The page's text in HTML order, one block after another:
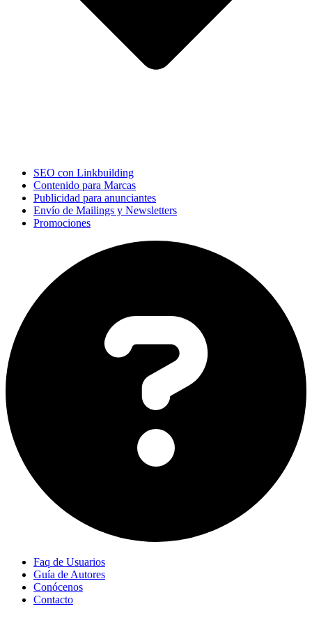
SEO con Linkbuilding
Contenido para Marcas
Publicidad para anunciantes
Envío de Mailings y Newsletters
Promociones
Faq de Usuarios
Guía de Autores
Conócenos
Contacto